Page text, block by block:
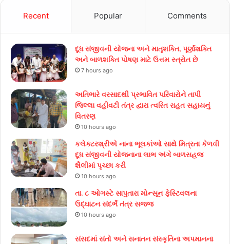
Recent Popular Comments
દૂધ સંજીવની યોજના અને માતૃશક્તિ, પૂર્ણાશક્તિ
અને બાળશક્તિ પોષણ માટે ઉત્તમ સ્ત્રોત છે
7 hours ago
અતિભારે વરસાદથી પ્રભાવિત પરિવારોને તાપી
જિલ્લા વહીવટી તંત્ર દ્વારા ત્વરિત રાહત સહાયનું
વિતરણ
10 hours ago
કલેક્ટરશ્રીએ નાના ભૂલકાંઓ સાથે મિત્રતા કેળવી
દૂધ સંજીવની યોજનાના લાભ અંગે બાળસહજ
શૈલીમાં પૃચ્છા કરી
10 hours ago
તા. ૮ ઓગસ્ટે સાપુતારા મોન્સૂન ફેસ્ટિવલના
ઉદ્ઘાટન સંદર્ભે તંત્ર સજ્જ
10 hours ago
સંસદમાં સંતો અને સનાતન સંસ્કૃતિના અપમાનના